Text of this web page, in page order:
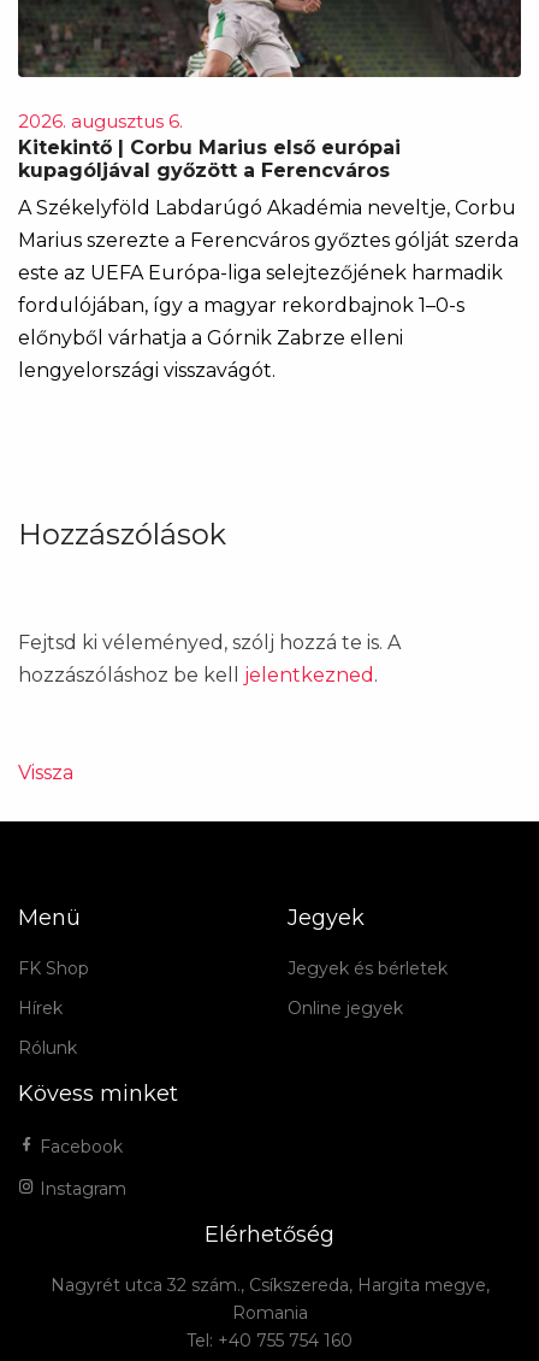
2026. augusztus 6.
Kitekintő | Corbu Marius első európai
kupagóljával győzött a Ferencváros
A Székelyföld Labdarúgó Akadémia neveltje, Corbu
Marius szerezte a Ferencváros győztes gólját szerda
este az UEFA Európa-liga selejtezőjének harmadik
fordulójában, így a magyar rekordbajnok 1–0-s
előnyből várhatja a Górnik Zabrze elleni
lengyelországi visszavágót.
Hozzászólások
Fejtsd ki véleményed, szólj hozzá te is. A
hozzászóláshoz be kell jelentkezned .
Vissza
Menü
FK Shop
Hírek
Rólunk
Jegyek
Jegyek és bérletek
Online jegyek
Kövess minket
Facebook
Instagram
Elérhetőség
Nagyrét utca 32 szám., Csíkszereda, Hargita megye,
Romania
Tel: +40 755 754 160